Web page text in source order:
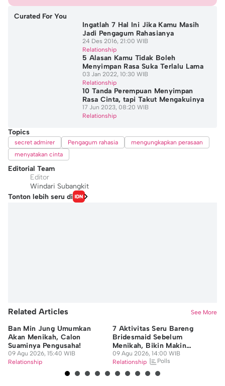
Curated For You
Ingatlah 7 Hal Ini Jika Kamu Masih
Jadi Pengagum Rahasianya
24 Des 2016, 21:00 WIB
Relationship
5 Alasan Kamu Tidak Boleh
Menyimpan Rasa Suka Terlalu Lama
03 Jan 2022, 10:30 WIB
Relationship
10 Tanda Perempuan Menyimpan
Rasa Cinta, tapi Takut Mengakuinya
17 Jun 2023, 08:20 WIB
Relationship
Topics
secret admirer Pengagum rahasia
mengungkapkan perasaan
menyatakan cinta
Editorial Team
Editor
Windari Subangkit
Tonton lebih seru di
Related Articles See More
Ban Min Jung Umumkan
Akan Menikah, Calon
Suaminya Pengusaha!
09 Agu 2026, 15:40 WIB
Relationship
7 Aktivitas Seru Bareng
Bridesmaid Sebelum
Menikah, Bikin Makin
Kompak!
09 Agu 2026, 14:00 WIB
Relationship
Polls